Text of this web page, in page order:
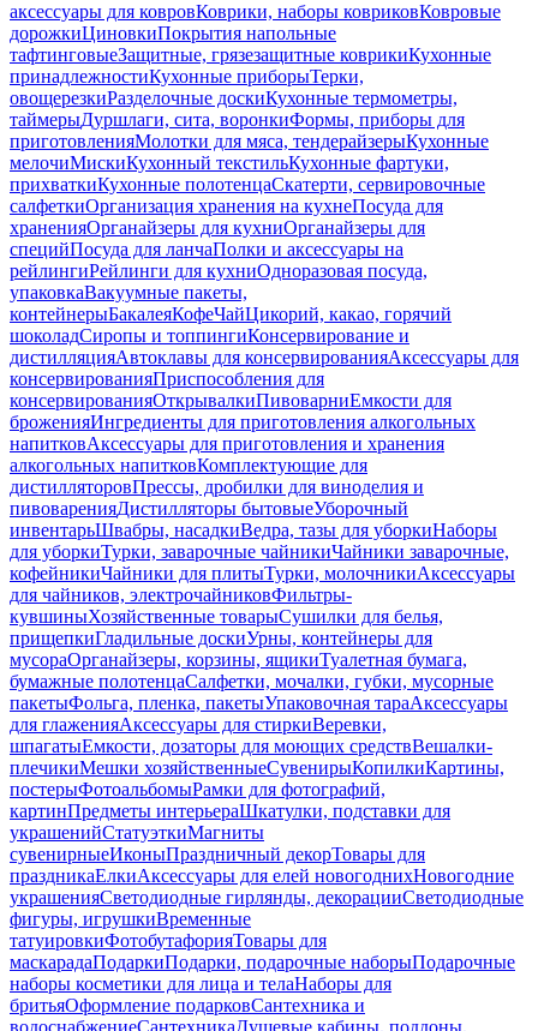
аксессуары для ковровКоврики, наборы ковриковКовровые
дорожкиЦиновкиПокрытия напольные
тафтинговыеЗащитные, грязезащитные коврикиКухонные
принадлежностиКухонные приборыТерки,
овощерезкиРазделочные доскиКухонные термометры,
таймерыДуршлаги, сита, воронкиФормы, приборы для
приготовленияМолотки для мяса, тендерайзерыКухонные
мелочиМискиКухонный текстильКухонные фартуки,
прихваткиКухонные полотенцаСкатерти, сервировочные
салфеткиОрганизация хранения на кухнеПосуда для
храненияОрганайзеры для кухниОрганайзеры для
специйПосуда для ланчаПолки и аксессуары на
рейлингиРейлинги для кухниОдноразовая посуда,
упаковкаВакуумные пакеты,
контейнерыБакалеяКофеЧайЦикорий, какао, горячий
шоколадСиропы и топпингиКонсервирование и
дистилляцияАвтоклавы для консервированияАксессуары для
консервированияПриспособления для
консервированияОткрывалкиПивоварниЕмкости для
броженияИнгредиенты для приготовления алкогольных
напитковАксессуары для приготовления и хранения
алкогольных напитковКомплектующие для
дистилляторовПрессы, дробилки для виноделия и
пивоваренияДистилляторы бытовыеУборочный
инвентарьШвабры, насадкиВедра, тазы для уборкиНаборы
для уборкиТурки, заварочные чайникиЧайники заварочные,
кофейникиЧайники для плитыТурки, молочникиАксессуары
для чайников, электрочайниковФильтры-
кувшиныХозяйственные товарыСушилки для белья,
прищепкиГладильные доскиУрны, контейнеры для
мусораОрганайзеры, корзины, ящикиТуалетная бумага,
бумажные полотенцаСалфетки, мочалки, губки, мусорные
пакетыФольга, пленка, пакетыУпаковочная тараАксессуары
для глаженияАксессуары для стиркиВеревки,
шпагатыЕмкости, дозаторы для моющих средствВешалки-
плечикиМешки хозяйственныеСувенирыКопилкиКартины,
постерыФотоальбомыРамки для фотографий,
картинПредметы интерьераШкатулки, подставки для
украшенийСтатуэткиМагниты
сувенирныеИконыПраздничный декорТовары для
праздникаЕлкиАксессуары для елей новогоднихНовогодние
украшенияСветодиодные гирлянды, декорацииСветодиодные
фигуры, игрушкиВременные
татуировкиФотобутафорияТовары для
маскарадаПодаркиПодарки, подарочные наборыПодарочные
наборы косметики для лица и телаНаборы для
бритьяОформление подарковСантехника и
водоснабжениеСантехникаДушевые кабины, поддоны,